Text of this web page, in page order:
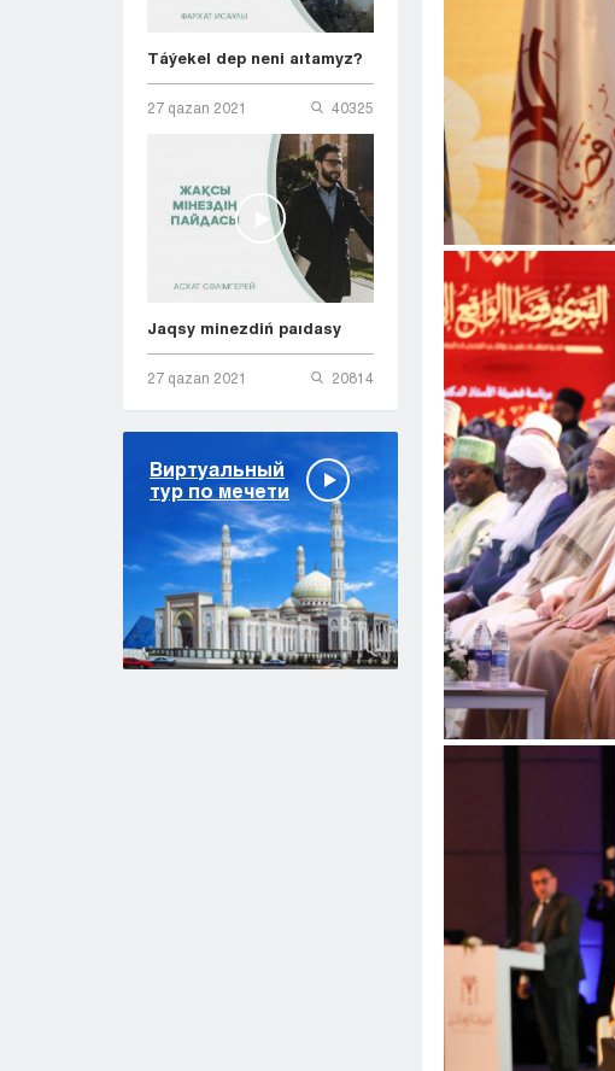
Táýekel dep neni aıtamyz?
27 qazan 2021 40325
Jaqsy minezdiń paıdasy
27 qazan 2021 20814
Виртуальный
тур по мечети